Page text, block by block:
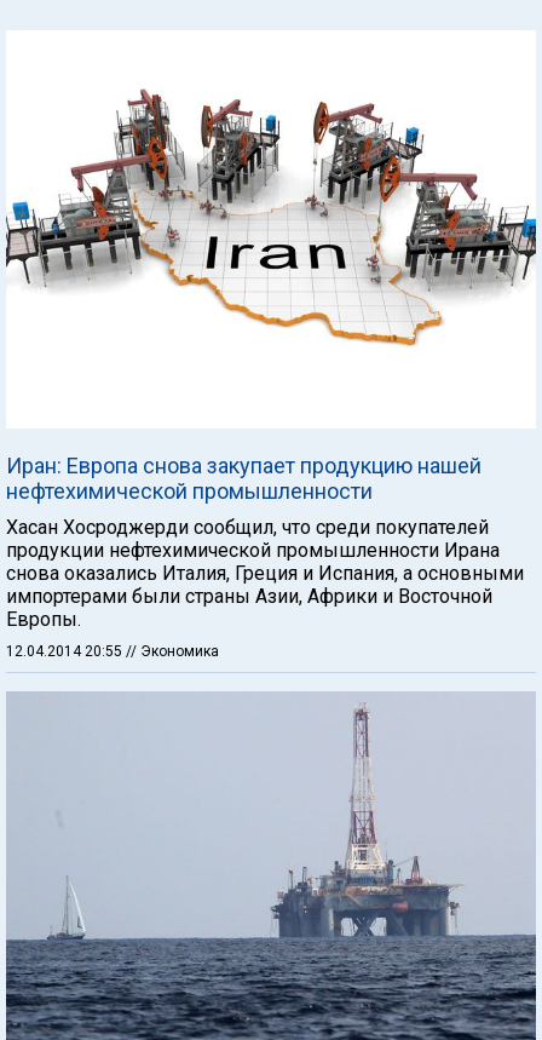
Иран: Европа снова закупает продукцию нашей
нефтехимической промышленности
Хасан Хосроджерди сообщил, что среди покупателей
продукции нефтехимической промышленности Ирана
снова оказались Италия, Греция и Испания, а основными
импортерами были страны Азии, Африки и Восточной
Европы.
12.04.2014 20:55 // Экономика